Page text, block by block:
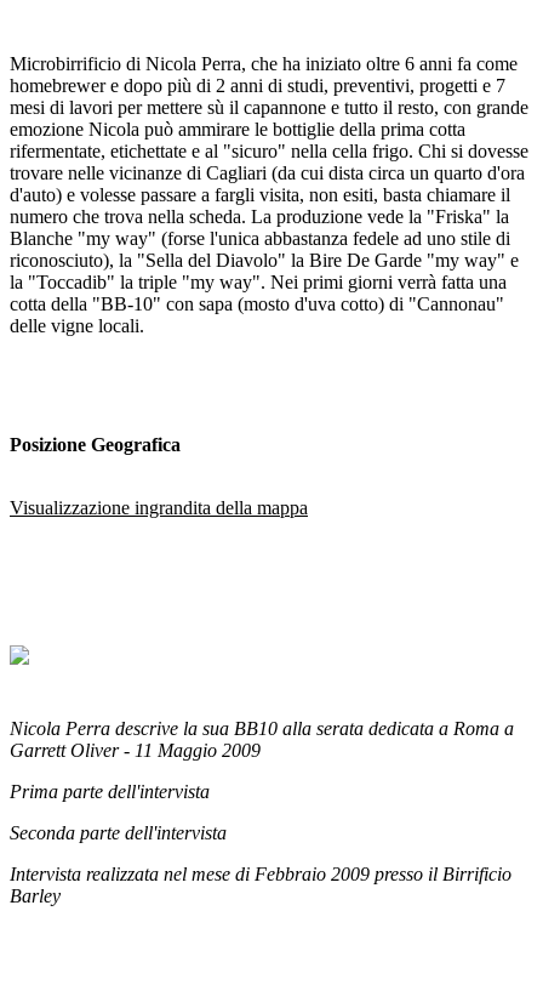
Microbirrificio di Nicola Perra, che ha iniziato oltre 6 anni fa come
homebrewer e dopo più di 2 anni di studi, preventivi, progetti e 7
mesi di lavori per mettere sù il capannone e tutto il resto, con grande
emozione Nicola può ammirare le bottiglie della prima cotta
rifermentate, etichettate e al "sicuro" nella cella frigo. Chi si dovesse
trovare nelle vicinanze di Cagliari (da cui dista circa un quarto d'ora
d'auto) e volesse passare a fargli visita, non esiti, basta chiamare il
numero che trova nella scheda. La produzione vede la "Friska" la
Blanche "my way" (forse l'unica abbastanza fedele ad uno stile di
riconosciuto), la "Sella del Diavolo" la Bire De Garde "my way" e
la "Toccadib" la triple "my way". Nei primi giorni verrà fatta una
cotta della "BB-10" con sapa (mosto d'uva cotto) di "Cannonau"
delle vigne locali.
Posizione Geografica
Visualizzazione ingrandita della mappa
Nicola Perra descrive la sua BB10 alla serata dedicata a Roma a
Garrett Oliver - 11 Maggio 2009
Prima parte dell'intervista
Seconda parte dell'intervista
Intervista realizzata nel mese di Febbraio 2009 presso il Birrificio
Barley